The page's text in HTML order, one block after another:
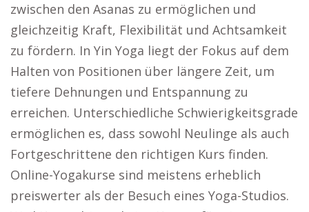
zwischen den Asanas zu ermöglichen und
gleichzeitig Kraft, Flexibilität und Achtsamkeit
zu fördern. In Yin Yoga liegt der Fokus auf dem
Halten von Positionen über längere Zeit, um
tiefere Dehnungen und Entspannung zu
erreichen. Unterschiedliche Schwierigkeitsgrade
ermöglichen es, dass sowohl Neulinge als auch
Fortgeschrittene den richtigen Kurs finden.
Online-Yogakurse sind meistens erheblich
preiswerter als der Besuch eines Yoga-Studios.